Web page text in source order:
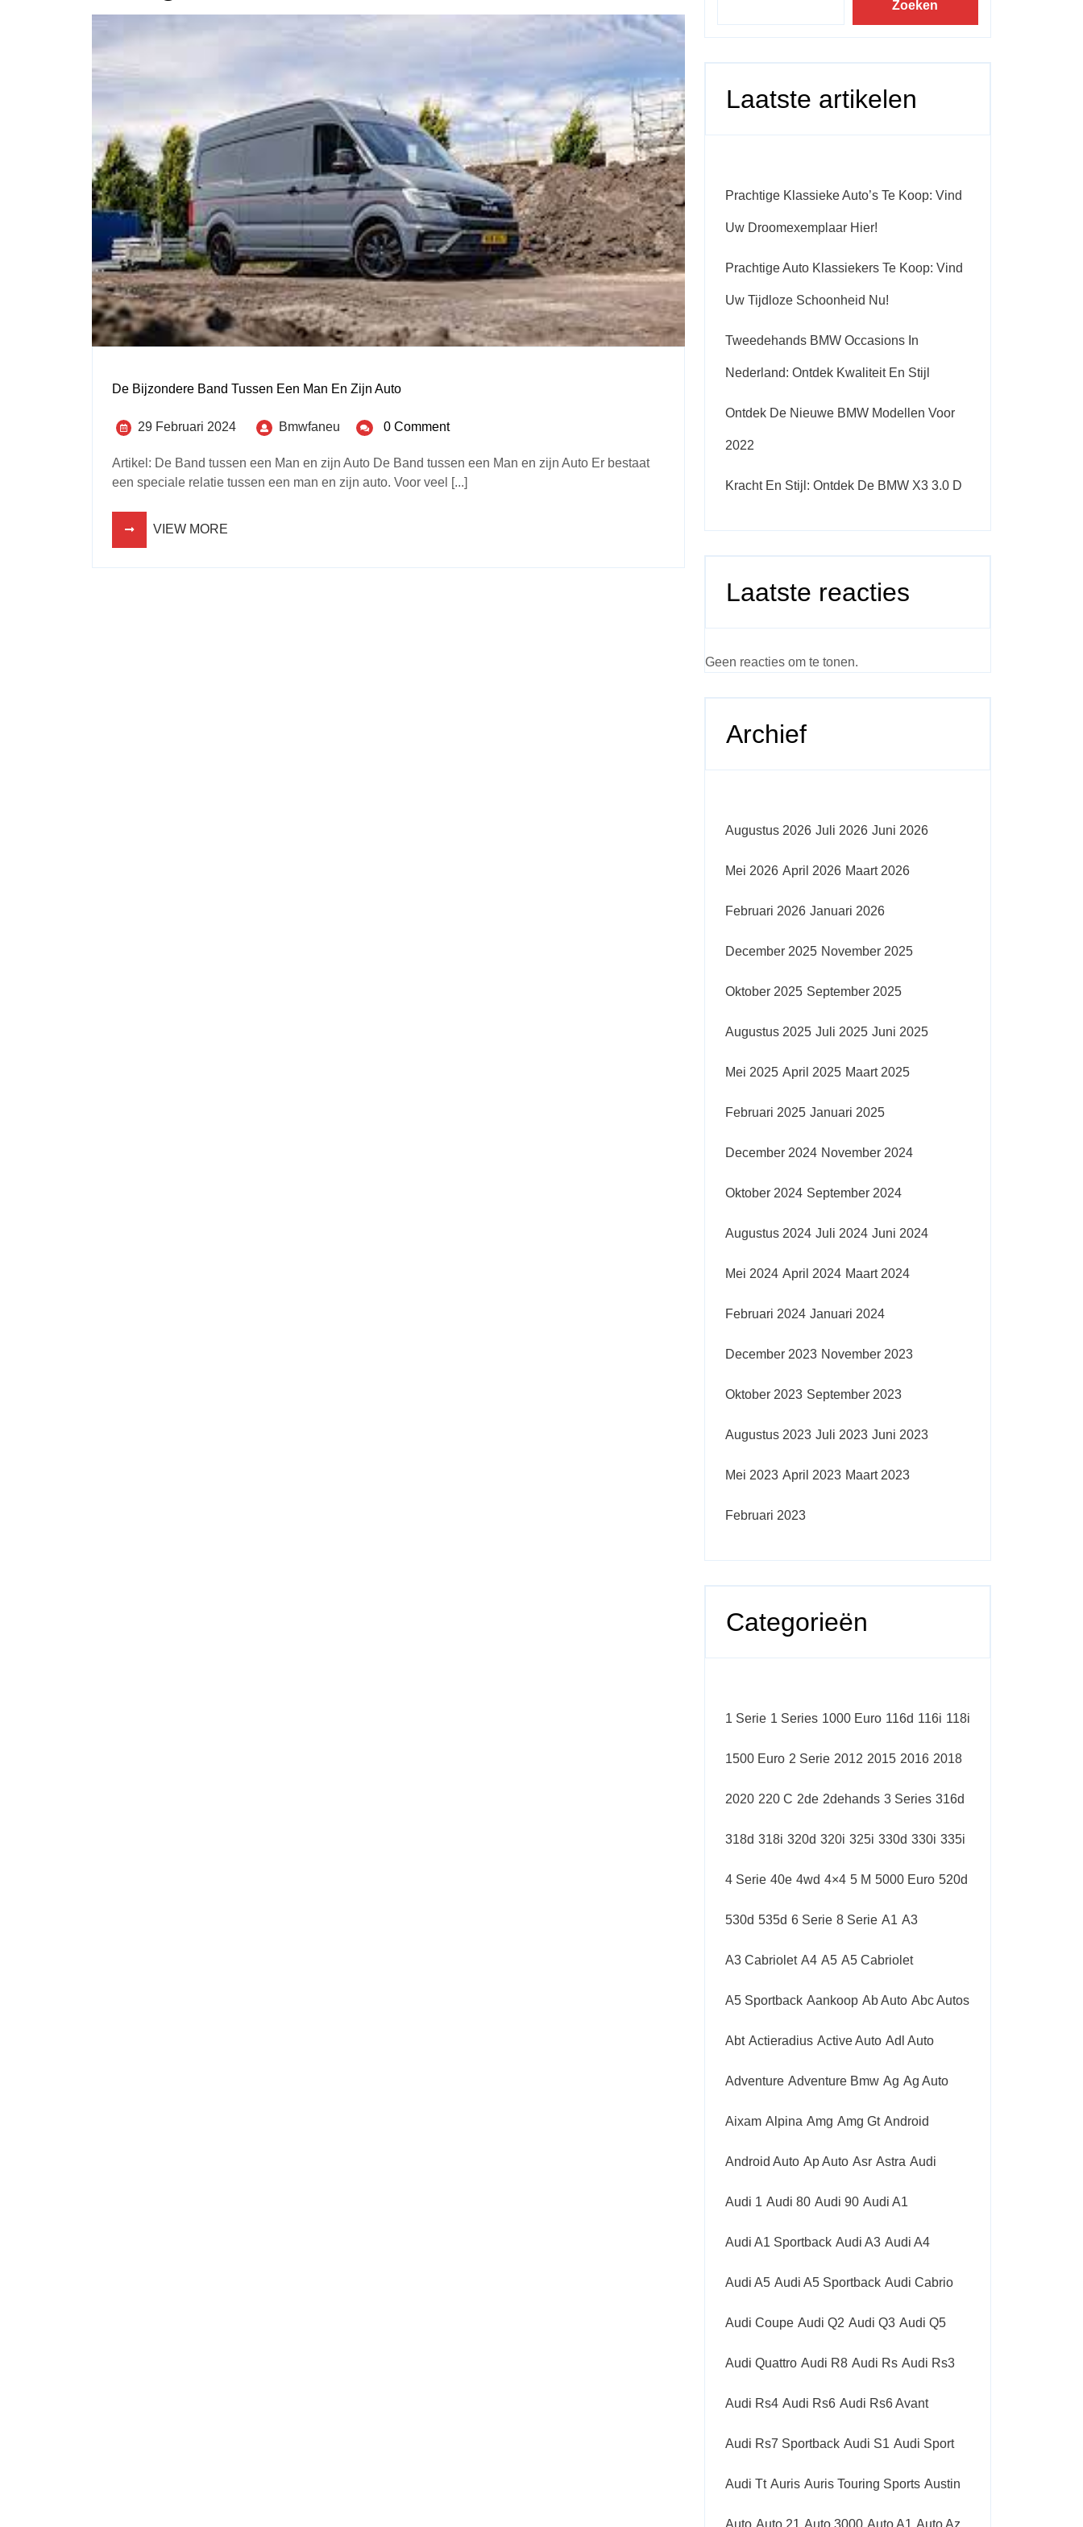
De Bijzondere Band Tussen Een Man En Zijn Auto
29 Februari 2024 Bmwfaneu 0 Comment
Artikel: De Band tussen een Man en zijn Auto De Band tussen een Man en zijn Auto Er bestaat
een speciale relatie tussen een man en zijn auto. Voor veel [...]
VIEW MORE
Zoeken
Laatste artikelen
Prachtige Klassieke Auto’s Te Koop: Vind
Uw Droomexemplaar Hier!
Prachtige Auto Klassiekers Te Koop: Vind
Uw Tijdloze Schoonheid Nu!
Tweedehands BMW Occasions In
Nederland: Ontdek Kwaliteit En Stijl
Ontdek De Nieuwe BMW Modellen Voor
2022
Kracht En Stijl: Ontdek De BMW X3 3.0 D
Laatste reacties
Geen reacties om te tonen.
Archief
Augustus 2026 Juli 2026 Juni 2026
Mei 2026 April 2026 Maart 2026
Februari 2026 Januari 2026
December 2025 November 2025
Oktober 2025 September 2025
Augustus 2025 Juli 2025 Juni 2025
Mei 2025 April 2025 Maart 2025
Februari 2025 Januari 2025
December 2024 November 2024
Oktober 2024 September 2024
Augustus 2024 Juli 2024 Juni 2024
Mei 2024 April 2024 Maart 2024
Februari 2024 Januari 2024
December 2023 November 2023
Oktober 2023 September 2023
Augustus 2023 Juli 2023 Juni 2023
Mei 2023 April 2023 Maart 2023
Februari 2023
Categorieën
1 Serie 1 Series 1000 Euro 116d 116i 118i
1500 Euro 2 Serie 2012 2015 2016 2018
2020 220 C 2de 2dehands 3 Series 316d
318d 318i 320d 320i 325i 330d 330i 335i
4 Serie 40e 4wd 4×4 5 M 5000 Euro 520d
530d 535d 6 Serie 8 Serie A1 A3
A3 Cabriolet A4 A5 A5 Cabriolet
A5 Sportback Aankoop Ab Auto Abc Autos
Abt Actieradius Active Auto Adl Auto
Adventure Adventure Bmw Ag Ag Auto
Aixam Alpina Amg Amg Gt Android
Android Auto Ap Auto Asr Astra Audi
Audi 1 Audi 80 Audi 90 Audi A1
Audi A1 Sportback Audi A3 Audi A4
Audi A5 Audi A5 Sportback Audi Cabrio
Audi Coupe Audi Q2 Audi Q3 Audi Q5
Audi Quattro Audi R8 Audi Rs Audi Rs3
Audi Rs4 Audi Rs6 Audi Rs6 Avant
Audi Rs7 Sportback Audi S1 Audi Sport
Audi Tt Auris Auris Touring Sports Austin
Auto Auto 21 Auto 3000 Auto A1 Auto Az